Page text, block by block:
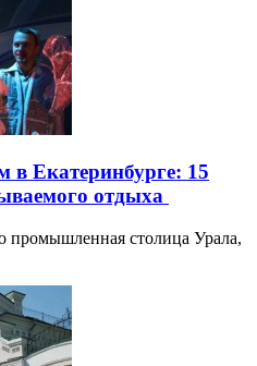
в Екатеринбурге: 15
отдыха
промышленная столица Урала,